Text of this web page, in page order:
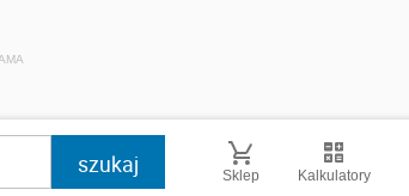
Sklep Kalkulatory